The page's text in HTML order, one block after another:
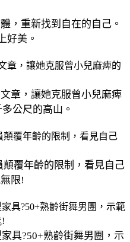
，重新找到自在的自己。
好美。
章，讓她克服曾小兒麻痺
公尺的高山。
覆年齡的限制，看見自己
限!
具?50+熟齡街舞男團，示